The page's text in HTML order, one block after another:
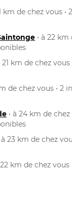
km de chez vous
• à 22 km
21 km de chez
de chez vous • 2
• à 24 km de chez
à 23 km de chez
22 km de chez